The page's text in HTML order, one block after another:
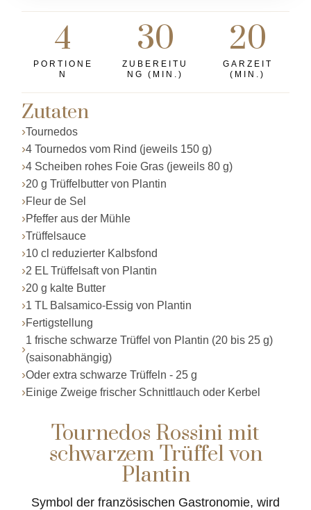
4
PORTIONE
N
30
ZUBEREITU
NG (MIN.)
20
GARZEIT
(MIN.)
Zutaten
Tournedos
4 Tournedos vom Rind (jeweils 150 g)
4 Scheiben rohes Foie Gras (jeweils 80 g)
20 g Trüffelbutter von Plantin
Fleur de Sel
Pfeffer aus der Mühle
Trüffelsauce
10 cl reduzierter Kalbsfond
2 EL Trüffelsaft von Plantin
20 g kalte Butter
1 TL Balsamico-Essig von Plantin
Fertigstellung
1 frische schwarze Trüffel von Plantin (20 bis 25 g)
(saisonabhängig)
Oder extra schwarze Trüffeln - 25 g
Einige Zweige frischer Schnittlauch oder Kerbel
Tournedos Rossini mit
schwarzem Trüffel von
Plantin
Symbol der französischen Gastronomie, wird